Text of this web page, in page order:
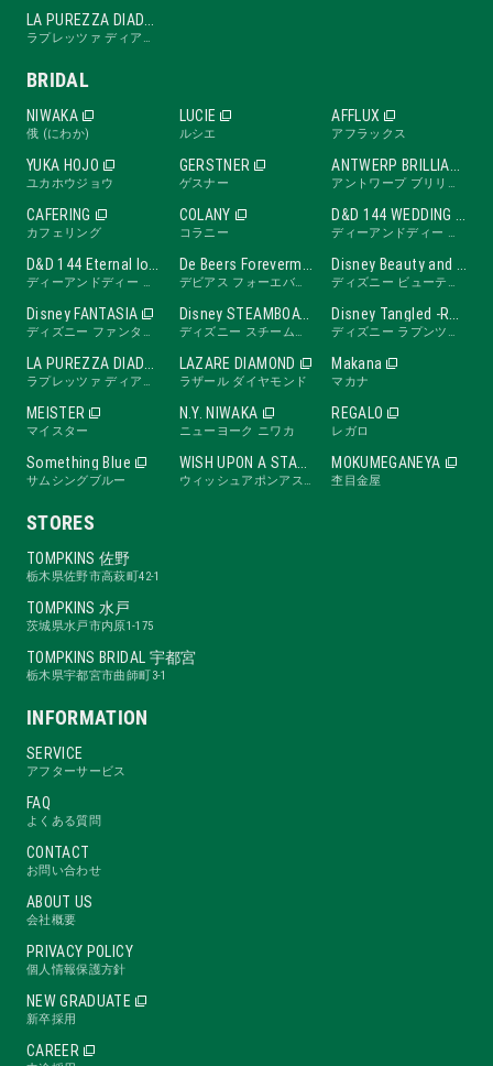
LA PUREZZA DIADE
ラプレッツァ ディアーデ
BRIDAL
NIWAKA
俄 (にわか)
LUCIE
ルシエ
AFFLUX
アフラックス
YUKA HOJO
ユカホウジョウ
GERSTNER
ゲスナー
ANTWERP BRILLIANT
アントワープ ブリリアント
CAFERING
カフェリング
COLANY
コラニー
D&D 144 WEDDING BAND
ディーアンドディー ワンフォーティーフォー ウェディングバンド
D&D 144 Eternal love band
ディーアンドディー ワンフォーティーフォー エターナルラブバンド
De Beers Forevermark
デビアス フォーエバーマーク
Disney Beauty and the Beast -ROSE Line-
ディズニー ビューティ・アンド・ビースト ローズライン
Disney FANTASIA
ディズニー ファンタジア
Disney STEAMBOAT WILLIE
ディズニー スチームボートウィリー
Disney Tangled -RAPUNZEL Collection-
ディズニー ラプンツェル
LA PUREZZA DIADE
ラプレッツァ ディアーデ
LAZARE DIAMOND
ラザール ダイヤモンド
Makana
マカナ
MEISTER
マイスター
N.Y. NIWAKA
ニューヨーク ニワカ
REGALO
レガロ
Something Blue
サムシングブルー
WISH UPON A STAR
ウィッシュアポンアスター
MOKUMEGANEYA
杢目金屋
STORES
TOMPKINS 佐野
栃木県佐野市高萩町42-1
TOMPKINS 水戸
茨城県水戸市内原1-175
TOMPKINS BRIDAL 宇都宮
栃木県宇都宮市曲師町3-1
INFORMATION
SERVICE
アフターサービス
FAQ
よくある質問
CONTACT
お問い合わせ
ABOUT US
会社概要
PRIVACY POLICY
個人情報保護方針
NEW GRADUATE
新卒採用
CAREER